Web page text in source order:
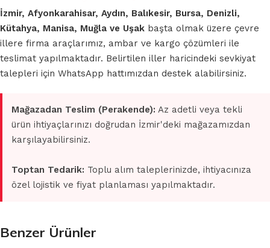
İzmir, Afyonkarahisar, Aydın, Balıkesir, Bursa, Denizli,
Kütahya, Manisa, Muğla ve Uşak başta olmak üzere çevre
illere firma araçlarımız, ambar ve kargo çözümleri ile
teslimat yapılmaktadır. Belirtilen iller haricindeki sevkiyat
talepleri için WhatsApp hattımızdan destek alabilirsiniz.
Mağazadan Teslim (Perakende): Az adetli veya tekli
ürün ihtiyaçlarınızı doğrudan İzmir'deki mağazamızdan
karşılayabilirsiniz.
Toptan Tedarik: Toplu alım taleplerinizde, ihtiyacınıza
özel lojistik ve fiyat planlaması yapılmaktadır.
Benzer Ürünler